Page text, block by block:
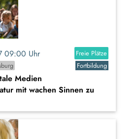
09:00 Uhr
Freie Plätze
Fortbildung
Medien
mit wachen Sinnen zu